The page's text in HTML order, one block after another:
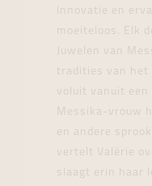
Innovatie en
moeiteloos. Elk
Juwelen van
tradities van
voluit vanuit een
Messika-vrouw
en andere
vertelt Valérie
slaagt erin haar